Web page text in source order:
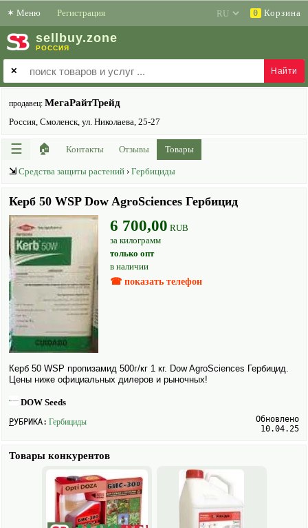
✶ Меню Регистрация 0 Корзина
sell buy.zone
РОССИЯ
✕
продавец: МегаРайтТрейд
Россия, Смоленск, ул. Николаева, 25-27
☰ 🏠 Контакты Отзывы Товары
⇲ Средства защиты растений › Гербициды
Керб 50 WSP Dow AgroSciences Гербицид
6 700,00 RUB
за килограмм
только опт
в наличии
☎ показать телефон
Керб 50 WSP пропизамид 500г/кг 1 кг. Dow AgroSciences Гербицид.
Цены ниже официальных дилеров и рыночных!
DOW Seeds
РУБРИКА: Гербициды
Обновлено
10.04.25
Товары конкурентов